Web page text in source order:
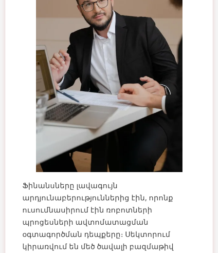
Ֆինանսները լավագույն
արդյունաբերություններից էին, որոնք
ուսումնասիրում էին ռոբոտների
պրոցեսների ավտոմատացման
օգտագործման դեպքերը։ Սեկտորում
կիրառվում են մեծ ծավալի բազմաթիվ